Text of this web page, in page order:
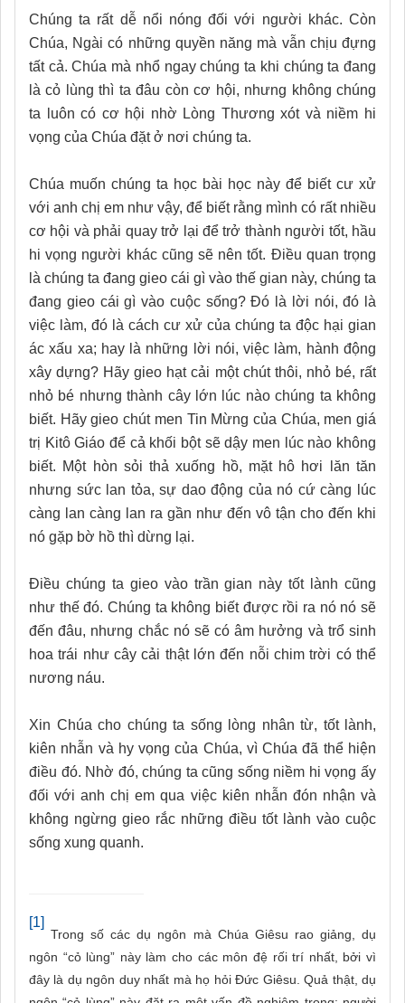
Chúng ta rất dễ nổi nóng đối với người khác. Còn
Chúa, Ngài có những quyền năng mà vẫn chịu đựng
tất cả. Chúa mà nhổ ngay chúng ta khi chúng ta đang
là cỏ lùng thì ta đâu còn cơ hội, nhưng không chúng
ta luôn có cơ hội nhờ Lòng Thương xót và niềm hi
vọng của Chúa đặt ở nơi chúng ta.
Chúa muốn chúng ta học bài học này để biết cư xử
với anh chị em như vậy, để biết rằng mình có rất nhiều
cơ hội và phải quay trở lại để trở thành người tốt, hầu
hi vọng người khác cũng sẽ nên tốt. Điều quan trọng
là chúng ta đang gieo cái gì vào thế gian này, chúng ta
đang gieo cái gì vào cuộc sống? Đó là lời nói, đó là
việc làm, đó là cách cư xử của chúng ta độc hại gian
ác xấu xa; hay là những lời nói, việc làm, hành động
xây dựng? Hãy gieo hạt cải một chút thôi, nhỏ bé, rất
nhỏ bé nhưng thành cây lớn lúc nào chúng ta không
biết. Hãy gieo chút men Tin Mừng của Chúa, men giá
trị Kitô Giáo để cả khối bột sẽ dậy men lúc nào không
biết. Một hòn sỏi thả xuống hồ, mặt hô hơi lăn tăn
nhưng sức lan tỏa, sự dao động của nó cứ càng lúc
càng lan càng lan ra gần như đến vô tận cho đến khi
nó gặp bờ hồ thì dừng lại.
Điều chúng ta gieo vào trần gian này tốt lành cũng
như thế đó. Chúng ta không biết được rồi ra nó nó sẽ
đến đâu, nhưng chắc nó sẽ có âm hưởng và trổ sinh
hoa trái như cây cải thật lớn đến nỗi chim trời có thể
nương náu.
Xin Chúa cho chúng ta sống lòng nhân từ, tốt lành,
kiên nhẫn và hy vọng của Chúa, vì Chúa đã thể hiện
điều đó. Nhờ đó, chúng ta cũng sống niềm hi vọng ấy
đối với anh chị em qua việc kiên nhẫn đón nhận và
không ngừng gieo rắc những điều tốt lành vào cuộc
sống xung quanh.
[1]
Trong số các dụ ngôn mà Chúa Giêsu rao giảng, dụ
ngôn “cỏ lùng” này làm cho các môn đệ rối trí nhất, bởi vì
đây là dụ ngôn duy nhất mà họ hỏi Đức Giêsu. Quả thật, dụ